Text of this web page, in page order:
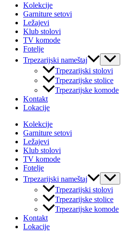
Kolekcije
Garniture setovi
Ležajevi
Klub stolovi
TV komode
Fotelje
Trpezarijski nameštaj
Uključi/
izbornik
Trpezarijski stolovi
Trpezarijske stolice
Trpezarijske komode
Kontakt
Lokacije
Kolekcije
Garniture setovi
Ležajevi
Klub stolovi
TV komode
Fotelje
Trpezarijski nameštaj
Uključi/
izbornik
Trpezarijski stolovi
Trpezarijske stolice
Trpezarijske komode
Kontakt
Lokacije